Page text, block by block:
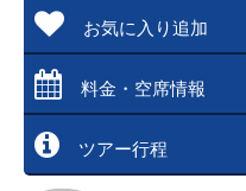
お気に入り追加
料金・空席情報
ツアー行程